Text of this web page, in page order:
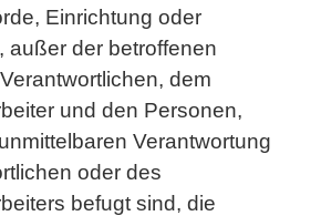
Einrichtung oder
außer der betroffenen
dem
und den Personen,
Verantwortung
oder des
befugt sind, die